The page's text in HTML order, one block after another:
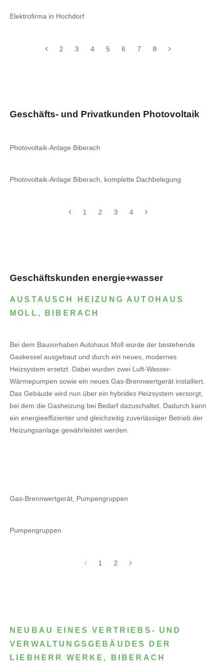
Elektrofirma in Hochdorf
2 3 4 5 6 7 8
Geschäfts- und Privatkunden Photovoltaik
Photovoltaik-Anlage Biberach
Photovoltaik-Anlage Biberach, komplette Dachbelegung
1 2 3 4
Geschäftskunden energie+wasser
AUSTAUSCH HEIZUNG AUTOHAUS
MOLL, BIBERACH
Bei dem Bauvorhaben Autohaus Moll wurde der bestehende
Gaskessel ausgebaut und durch ein neues, modernes
Heizsystem ersetzt. Dabei wurden zwei Luft-Wasser-
Wärmepumpen sowie ein neues Gas-Brennwertgerät installiert.
Das Gebäude wird nun über ein hybrides Heizsystem versorgt,
bei dem die Gasheizung bei Bedarf dazuschaltet. Dadurch kann
ein energieeffizienter und gleichzeitig zuverlässiger Betrieb der
Heizungsanlage gewährleistet werden.
Gas-Brennwertgerät, Pumpengruppen
Pumpengruppen
1 2
NEUBAU EINES VERTRIEBS- UND
VERWALTUNGSGEBÄUDES DER
LIEBHERR WERKE, BIBERACH